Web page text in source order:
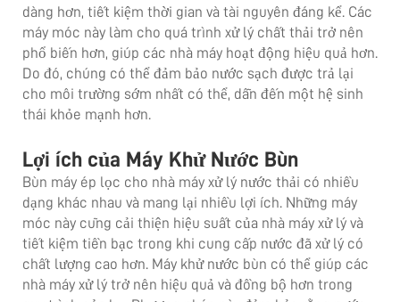
dàng hơn, tiết kiệm thời gian và tài nguyên đáng kể. Các
máy móc này làm cho quá trình xử lý chất thải trở nên
phổ biến hơn, giúp các nhà máy hoạt động hiệu quả hơn.
Do đó, chúng có thể đảm bảo nước sạch được trả lại
cho môi trường sớm nhất có thể, dẫn đến một hệ sinh
thái khỏe mạnh hơn.
Lợi ích của Máy Khử Nước Bùn
Bùn máy ép lọc cho nhà máy xử lý nước thải có nhiều
dạng khác nhau và mang lại nhiều lợi ích. Những máy
móc này cũng cải thiện hiệu suất của nhà máy xử lý và
tiết kiệm tiền bạc trong khi cung cấp nước đã xử lý có
chất lượng cao hơn. Máy khử nước bùn có thể giúp các
nhà máy xử lý trở nên hiệu quả và đồng bộ hơn trong